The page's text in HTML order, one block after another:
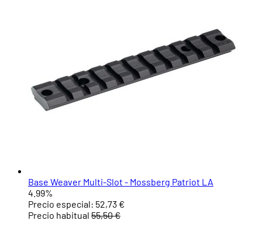
Base Weaver Multi-Slot - Mossberg Patriot LA
4.99%
Precio especial: 52,73 €
Precio habitual 55,50 €